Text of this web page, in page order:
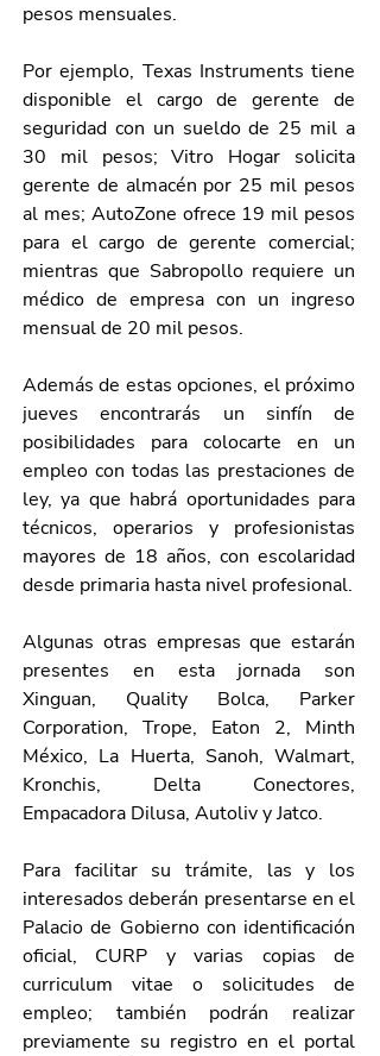
pesos mensuales.
Por ejemplo, Texas Instruments tiene
disponible el cargo de gerente de
seguridad con un sueldo de 25 mil a
30 mil pesos; Vitro Hogar solicita
gerente de almacén por 25 mil pesos
al mes; AutoZone ofrece 19 mil pesos
para el cargo de gerente comercial;
mientras que Sabropollo requiere un
médico de empresa con un ingreso
mensual de 20 mil pesos.
Además de estas opciones, el próximo
jueves encontrarás un sinfín de
posibilidades para colocarte en un
empleo con todas las prestaciones de
ley, ya que habrá oportunidades para
técnicos, operarios y profesionistas
mayores de 18 años, con escolaridad
desde primaria hasta nivel profesional.
Algunas otras empresas que estarán
presentes en esta jornada son
Xinguan, Quality Bolca, Parker
Corporation, Trope, Eaton 2, Minth
México, La Huerta, Sanoh, Walmart,
Kronchis, Delta Conectores,
Empacadora Dilusa, Autoliv y Jatco.
Para facilitar su trámite, las y los
interesados deberán presentarse en el
Palacio de Gobierno con identificación
oficial, CURP y varias copias de
curriculum vitae o solicitudes de
empleo; también podrán realizar
previamente su registro en el portal